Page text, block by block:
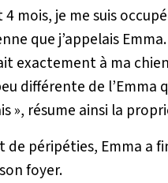
mois, je me suis
que j’appelais
exactement à ma
différente de l’Emma
», résume ainsi la
de péripéties, Emma a
foyer.